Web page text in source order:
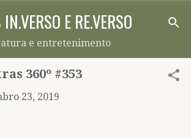
para o conteúdo principal
E RE.VERSO
e entretenimento
360º #353
23, 2019